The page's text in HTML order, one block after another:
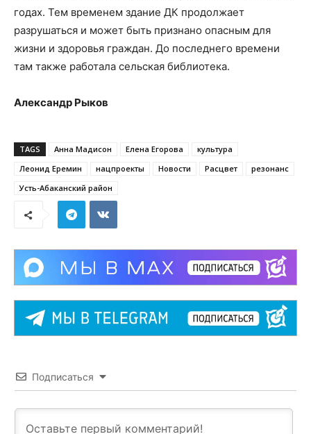
годах. Тем временем здание ДК продолжает
разрушаться и может быть признано опасным для
жизни и здоровья граждан. До последнего времени
там также работала сельская библиотека.
Александр Рыков
TAGS Анна Мадисон Елена Егорова
культура
Леонид Еремин
нацпроекты Новости Расцвет
резонанс
Усть-Абаканский район
Подписаться